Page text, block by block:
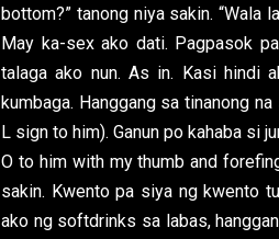
bottom?” tanong niya sakin. “Wala
May ka-sex ako dati. Pagpasok
talaga ako nun. As in. Kasi hindi
kumbaga. Hanggang sa tinanong na
L sign to him). Ganun po kahaba si
O to him with my thumb and
sakin. Kwento pa siya ng kwento
ako ng softdrinks sa labas,